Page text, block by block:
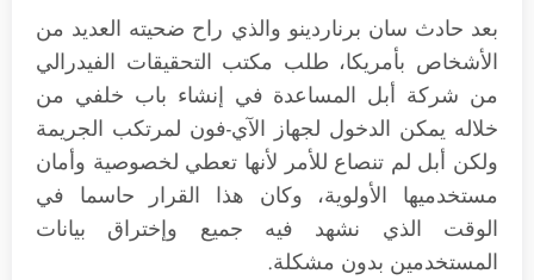
بعد حادث سان برناردينو والذي راح ضحيته العديد من
الأشخاص بأمريكا، طلب مكتب التحقيقات الفيدرالي
من شركة أبل المساعدة في إنشاء باب خلفي من
خلاله يمكن الدخول لجهاز الآي-فون لمرتكب الجريمة
ولكن أبل لم تنصاع للأمر لأنها تعطي لخصوصية وأمان
مستخدميها الأولوية، وكان هذا القرار حاسما في
الوقت الذي نشهد فيه جميع وإختراق بيانات
المستخدمين بدون مشكلة.